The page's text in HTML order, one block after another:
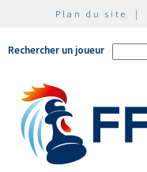
Plan du site |
Rechercher un joueur